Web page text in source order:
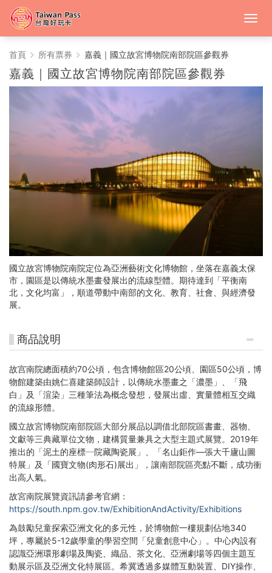
中
台
灣
玩
卡
首頁 所有票券 嘉義｜國立故宮博物院南部院區參觀券
嘉義｜國立故宮博物院南部院區參觀券
國立故宮博物院南院定位為亞洲藝術文化博物館，坐落在嘉義太保
市，園區是以傳統水墨畫發展出的流線型體。期待達到「平衡南
北，文化均富」，順道帶動中南部的文化、教育、社會、與經濟發
展。
商品說明
故宫南院總面積約70公頃，包含博物館區20公頃、園區50公頃，博
物館建築由姚仁喜建築師設計，以傳統水墨畫之「濃墨」、「飛
白」及「渲染」三種筆法為概念發想，發展出虛、實量體相互交織
的流線形體。
國立故宮博物院南部院區大部分展品以調借北部院區書畫、器物、
文獻等三典藏單位文物，建構質量兼具之大型主題式展覽。2019年
推出的「泥土的座標─院藏陶瓷展」、「名山鉅作—張大千廬山圖
特展」及「國寶文物(肉形石)展出」，讓南部院區亮點不斷，成功衝
出高人氣。
故宮南院展覽資訊請參考官網：
https://south.npm.gov.tw/ExhibitionAndActivity/Exhibitions
為鼓勵兒童探索亞洲文化的多元性，於博物館一樓規劃佔地340
坪，專屬於5-12歲學童的學習空間「兒童創意中心」。中心內設有
認識亞洲環形劇場及陶瓷、織品、茶文化、亞洲劇場等四個主題互
動展示區及亞洲文化特展區。希冀透過多媒體互動裝置、DIY操作、